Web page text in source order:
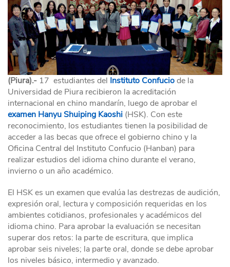
(Piura).- 17 estudiantes del Instituto Confuciode la
Universidad de Piura recibieron la acreditación
internacional en chino mandarín, luego de aprobar el
examen Hanyu Shuiping Kaoshi (HSK). Con este
reconocimiento, los estudiantes tienen la posibilidad de
acceder a las becas que ofrece el gobierno chino y la
Oficina Central del Instituto Confucio (Hanban) para
realizar estudios del idioma chino durante el verano,
invierno o un año académico.
El HSK es un examen que evalúa las destrezas de audición,
expresión oral, lectura y composición requeridas en los
ambientes cotidianos, profesionales y académicos del
idioma chino. Para aprobar la evaluación se necesitan
superar dos retos: la parte de escritura, que implica
aprobar seis niveles; la parte oral, donde se debe aprobar
los niveles básico, intermedio y avanzado.